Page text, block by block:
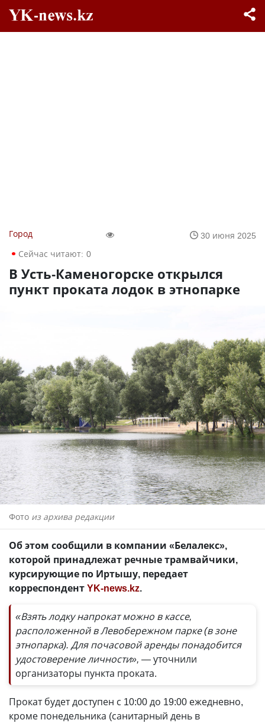
Город
30 июня 2025
Сейчас читают: 0
В Усть-Каменогорске открылся
пункт проката лодок в этнопарке
Фото из архива редакции
Об этом сообщили в компании «Белалекс»,
которой принадлежат речные трамвайчики,
курсирующие по Иртышу, передает
корреспондентYK-news.kz.
«Взять лодку напрокат можно в кассе,
расположенной в Левобережном парке (в зоне
этнопарка). Для почасовой аренды понадобится
удостоверение личности», — уточнили
организаторы пункта проката.
Прокат будет доступен с 10:00 до 19:00 ежедневно,
кроме понедельника (санитарный день в